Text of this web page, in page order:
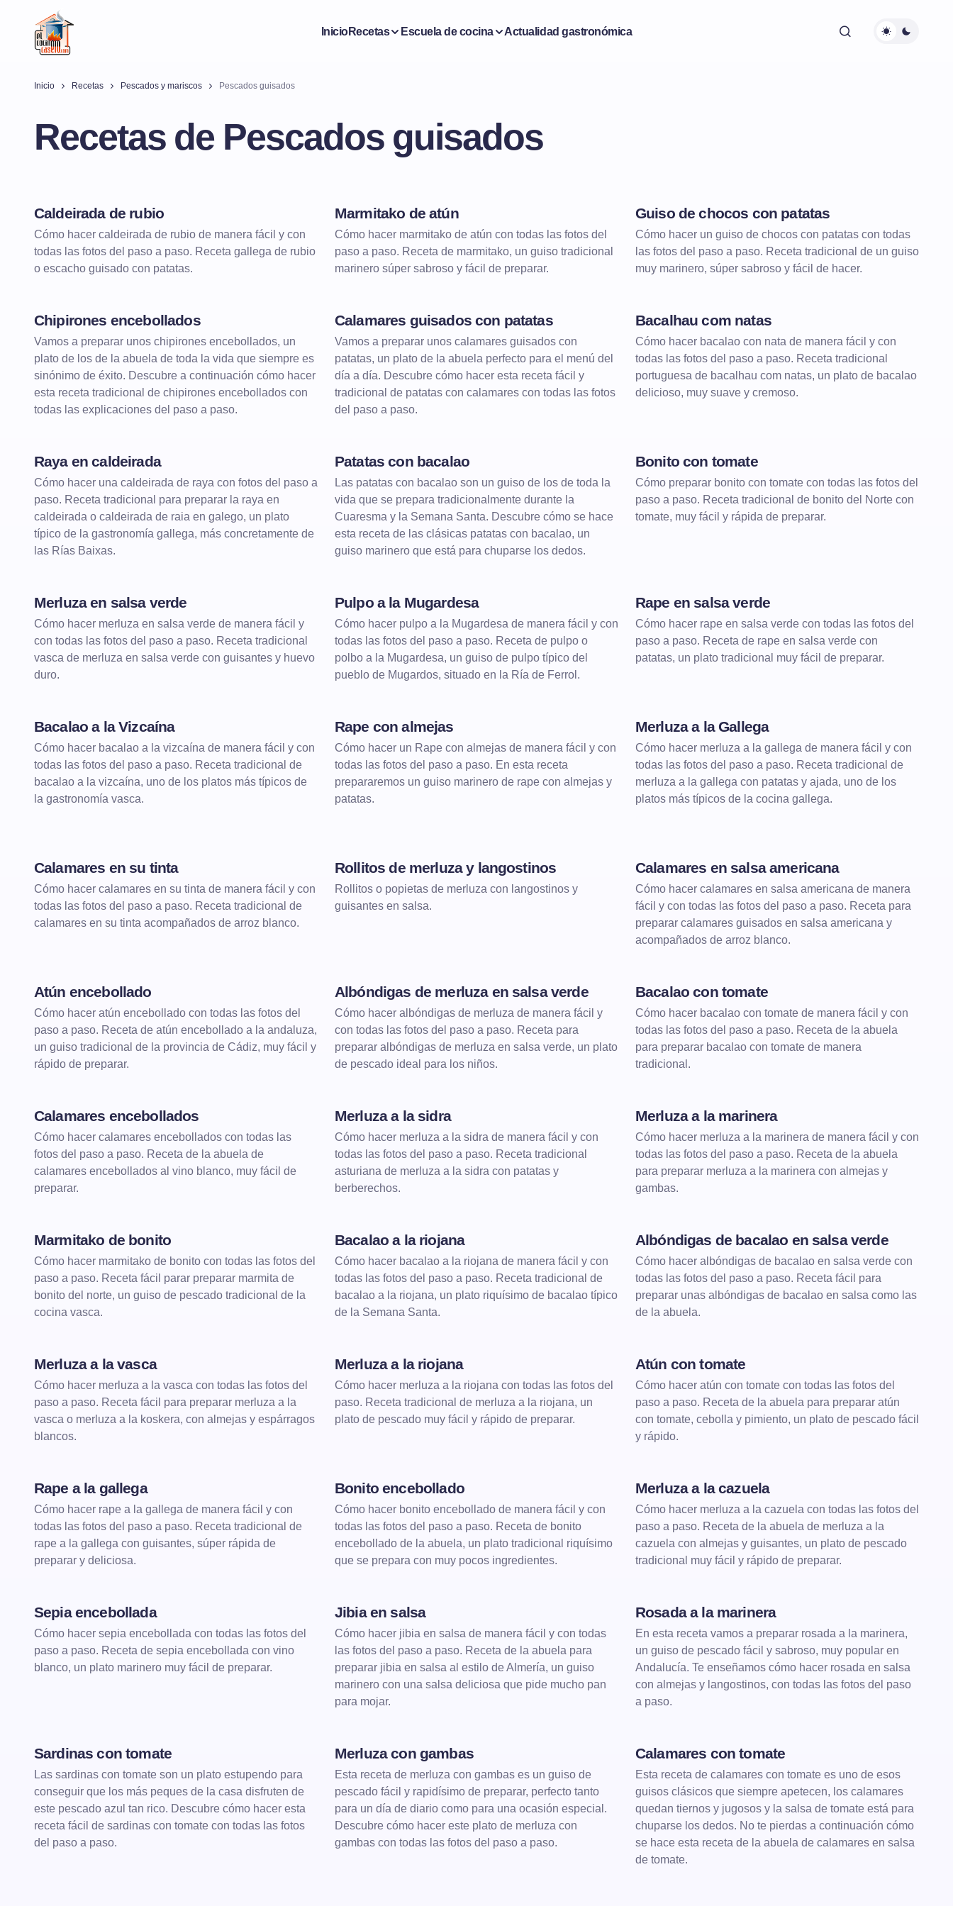
InicioRecetas Escuela de cocina Actualidad gastronómica
Inicio Recetas Pescados y mariscos Pescados guisados
Recetas de Pescados guisados
Caldeirada de rubio
Cómo hacer caldeirada de rubio de manera fácil y con
todas las fotos del paso a paso. Receta gallega de rubio
o escacho guisado con patatas.
Marmitako de atún
Cómo hacer marmitako de atún con todas las fotos del
paso a paso. Receta de marmitako, un guiso tradicional
marinero súper sabroso y fácil de preparar.
Guiso de chocos con patatas
Cómo hacer un guiso de chocos con patatas con todas
las fotos del paso a paso. Receta tradicional de un guiso
muy marinero, súper sabroso y fácil de hacer.
Chipirones encebollados
Vamos a preparar unos chipirones encebollados, un
plato de los de la abuela de toda la vida que siempre es
sinónimo de éxito. Descubre a continuación cómo hacer
esta receta tradicional de chipirones encebollados con
todas las explicaciones del paso a paso.
Calamares guisados con patatas
Vamos a preparar unos calamares guisados con
patatas, un plato de la abuela perfecto para el menú del
día a día. Descubre cómo hacer esta receta fácil y
tradicional de patatas con calamares con todas las fotos
del paso a paso.
Bacalhau com natas
Cómo hacer bacalao con nata de manera fácil y con
todas las fotos del paso a paso. Receta tradicional
portuguesa de bacalhau com natas, un plato de bacalao
delicioso, muy suave y cremoso.
Raya en caldeirada
Cómo hacer una caldeirada de raya con fotos del paso a
paso. Receta tradicional para preparar la raya en
caldeirada o caldeirada de raia en galego, un plato
típico de la gastronomía gallega, más concretamente de
las Rías Baixas.
Patatas con bacalao
Las patatas con bacalao son un guiso de los de toda la
vida que se prepara tradicionalmente durante la
Cuaresma y la Semana Santa. Descubre cómo se hace
esta receta de las clásicas patatas con bacalao, un
guiso marinero que está para chuparse los dedos.
Bonito con tomate
Cómo preparar bonito con tomate con todas las fotos del
paso a paso. Receta tradicional de bonito del Norte con
tomate, muy fácil y rápida de preparar.
Merluza en salsa verde
Cómo hacer merluza en salsa verde de manera fácil y
con todas las fotos del paso a paso. Receta tradicional
vasca de merluza en salsa verde con guisantes y huevo
duro.
Pulpo a la Mugardesa
Cómo hacer pulpo a la Mugardesa de manera fácil y con
todas las fotos del paso a paso. Receta de pulpo o
polbo a la Mugardesa, un guiso de pulpo típico del
pueblo de Mugardos, situado en la Ría de Ferrol.
Rape en salsa verde
Cómo hacer rape en salsa verde con todas las fotos del
paso a paso. Receta de rape en salsa verde con
patatas, un plato tradicional muy fácil de preparar.
Bacalao a la Vizcaína
Cómo hacer bacalao a la vizcaína de manera fácil y con
todas las fotos del paso a paso. Receta tradicional de
bacalao a la vizcaína, uno de los platos más típicos de
la gastronomía vasca.
Rape con almejas
Cómo hacer un Rape con almejas de manera fácil y con
todas las fotos del paso a paso. En esta receta
prepararemos un guiso marinero de rape con almejas y
patatas.
Merluza a la Gallega
Cómo hacer merluza a la gallega de manera fácil y con
todas las fotos del paso a paso. Receta tradicional de
merluza a la gallega con patatas y ajada, uno de los
platos más típicos de la cocina gallega.
Calamares en su tinta
Cómo hacer calamares en su tinta de manera fácil y con
todas las fotos del paso a paso. Receta tradicional de
calamares en su tinta acompañados de arroz blanco.
Rollitos de merluza y langostinos
Rollitos o popietas de merluza con langostinos y
guisantes en salsa.
Calamares en salsa americana
Cómo hacer calamares en salsa americana de manera
fácil y con todas las fotos del paso a paso. Receta para
preparar calamares guisados en salsa americana y
acompañados de arroz blanco.
Atún encebollado
Cómo hacer atún encebollado con todas las fotos del
paso a paso. Receta de atún encebollado a la andaluza,
un guiso tradicional de la provincia de Cádiz, muy fácil y
rápido de preparar.
Albóndigas de merluza en salsa verde
Cómo hacer albóndigas de merluza de manera fácil y
con todas las fotos del paso a paso. Receta para
preparar albóndigas de merluza en salsa verde, un plato
de pescado ideal para los niños.
Bacalao con tomate
Cómo hacer bacalao con tomate de manera fácil y con
todas las fotos del paso a paso. Receta de la abuela
para preparar bacalao con tomate de manera
tradicional.
Calamares encebollados
Cómo hacer calamares encebollados con todas las
fotos del paso a paso. Receta de la abuela de
calamares encebollados al vino blanco, muy fácil de
preparar.
Merluza a la sidra
Cómo hacer merluza a la sidra de manera fácil y con
todas las fotos del paso a paso. Receta tradicional
asturiana de merluza a la sidra con patatas y
berberechos.
Merluza a la marinera
Cómo hacer merluza a la marinera de manera fácil y con
todas las fotos del paso a paso. Receta de la abuela
para preparar merluza a la marinera con almejas y
gambas.
Marmitako de bonito
Cómo hacer marmitako de bonito con todas las fotos del
paso a paso. Receta fácil parar preparar marmita de
bonito del norte, un guiso de pescado tradicional de la
cocina vasca.
Bacalao a la riojana
Cómo hacer bacalao a la riojana de manera fácil y con
todas las fotos del paso a paso. Receta tradicional de
bacalao a la riojana, un plato riquísimo de bacalao típico
de la Semana Santa.
Albóndigas de bacalao en salsa verde
Cómo hacer albóndigas de bacalao en salsa verde con
todas las fotos del paso a paso. Receta fácil para
preparar unas albóndigas de bacalao en salsa como las
de la abuela.
Merluza a la vasca
Cómo hacer merluza a la vasca con todas las fotos del
paso a paso. Receta fácil para preparar merluza a la
vasca o merluza a la koskera, con almejas y espárragos
blancos.
Merluza a la riojana
Cómo hacer merluza a la riojana con todas las fotos del
paso. Receta tradicional de merluza a la riojana, un
plato de pescado muy fácil y rápido de preparar.
Atún con tomate
Cómo hacer atún con tomate con todas las fotos del
paso a paso. Receta de la abuela para preparar atún
con tomate, cebolla y pimiento, un plato de pescado fácil
y rápido.
Rape a la gallega
Cómo hacer rape a la gallega de manera fácil y con
todas las fotos del paso a paso. Receta tradicional de
rape a la gallega con guisantes, súper rápida de
preparar y deliciosa.
Bonito encebollado
Cómo hacer bonito encebollado de manera fácil y con
todas las fotos del paso a paso. Receta de bonito
encebollado de la abuela, un plato tradicional riquísimo
que se prepara con muy pocos ingredientes.
Merluza a la cazuela
Cómo hacer merluza a la cazuela con todas las fotos del
paso a paso. Receta de la abuela de merluza a la
cazuela con almejas y guisantes, un plato de pescado
tradicional muy fácil y rápido de preparar.
Sepia encebollada
Cómo hacer sepia encebollada con todas las fotos del
paso a paso. Receta de sepia encebollada con vino
blanco, un plato marinero muy fácil de preparar.
Jibia en salsa
Cómo hacer jibia en salsa de manera fácil y con todas
las fotos del paso a paso. Receta de la abuela para
preparar jibia en salsa al estilo de Almería, un guiso
marinero con una salsa deliciosa que pide mucho pan
para mojar.
Rosada a la marinera
En esta receta vamos a preparar rosada a la marinera,
un guiso de pescado fácil y sabroso, muy popular en
Andalucía. Te enseñamos cómo hacer rosada en salsa
con almejas y langostinos, con todas las fotos del paso
a paso.
Sardinas con tomate
Las sardinas con tomate son un plato estupendo para
conseguir que los más peques de la casa disfruten de
este pescado azul tan rico. Descubre cómo hacer esta
receta fácil de sardinas con tomate con todas las fotos
del paso a paso.
Merluza con gambas
Esta receta de merluza con gambas es un guiso de
pescado fácil y rapidísimo de preparar, perfecto tanto
para un día de diario como para una ocasión especial.
Descubre cómo hacer este plato de merluza con
gambas con todas las fotos del paso a paso.
Calamares con tomate
Esta receta de calamares con tomate es uno de esos
guisos clásicos que siempre apetecen, los calamares
quedan tiernos y jugosos y la salsa de tomate está para
chuparse los dedos. No te pierdas a continuación cómo
se hace esta receta de la abuela de calamares en salsa
de tomate.